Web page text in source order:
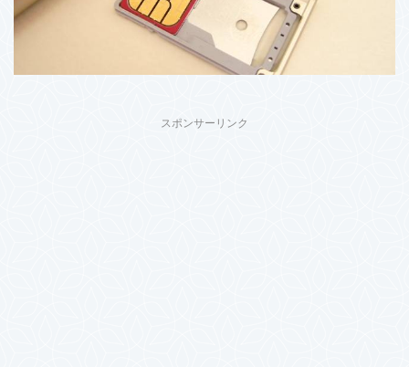
スポンサーリンク